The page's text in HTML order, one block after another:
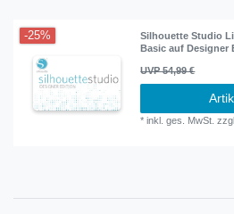
-25%
Silhouette Studio
Basic auf Designer
UVP 54,99 €
*inkl. ges. MwSt.